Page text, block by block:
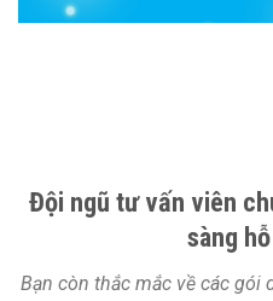
Đội ngũ tư vấn viên
sàng
Bạn còn thắc mắc về các gói